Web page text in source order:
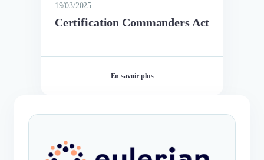
19/03/2025
Certification Commanders Act
En savoir plus